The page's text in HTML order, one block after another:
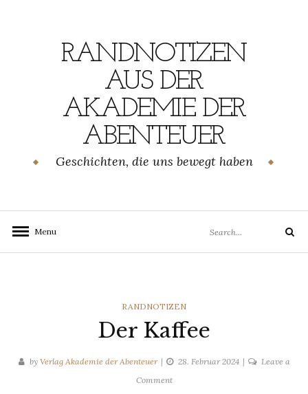
RANDNOTIZEN
AUS DER
AKADEMIE DER
ABENTEUER
Geschichten, die uns bewegt haben
Menu
for:
Search
CATEGORIES
RANDNOTIZEN
Der Kaffee
by Verlag Akademie der Abenteuer 28. Februar 2024
Leave a
Commenton